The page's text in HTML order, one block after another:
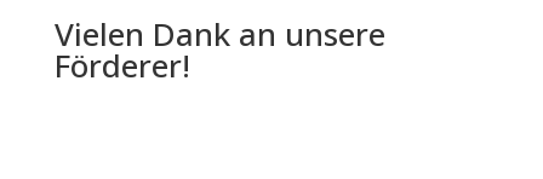
Vielen Dank an unsere
Förderer!